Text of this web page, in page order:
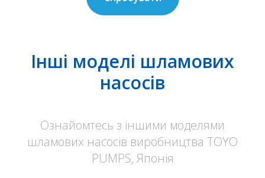
Інші моделі шламових
насосів
Ознайомтесь з іншими моделями
шламових насосів виробництва TOYO
PUMPS, Японія